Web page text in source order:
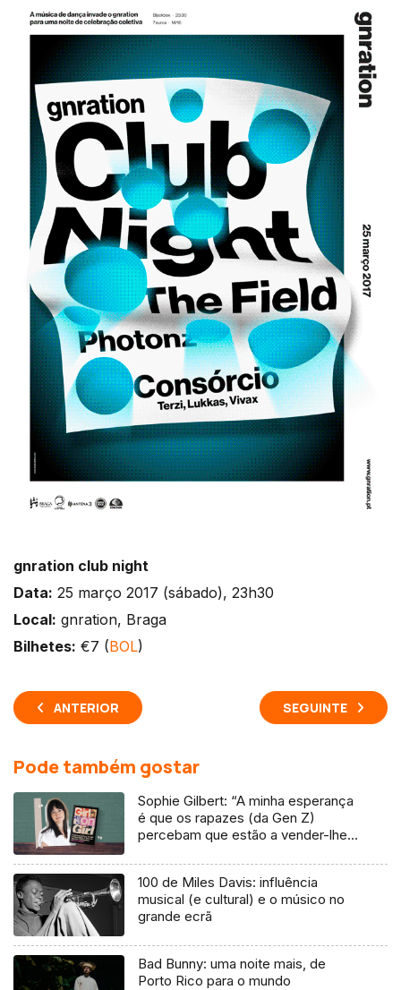
gnration club night
Data: 25 março 2017 (sábado), 23h30
Local: gnration, Braga
Bilhetes: €7 (BOL)
ANTERIOR SEGUINTE
Pode também gostar
Sophie Gilbert: “A minha esperança
é que os rapazes (da Gen Z)
percebam que estão a vender-lhes
100 de Miles Davis: influência
musical (e cultural) e o músico no
grande ecrã
Bad Bunny: uma noite mais, de
Porto Rico para o mundo